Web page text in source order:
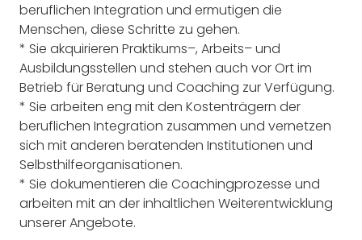
beruflichen Integration und ermutigen die
Menschen, diese Schritte zu gehen.
* Sie akquirieren Praktikums–, Arbeits–und
Ausbildungsstellen und stehen auch vor Ort im
Betrieb für Beratung und Coaching zur Verfügung.
* Sie arbeiten eng mit den Kostenträgern der
beruflichen Integration zusammen und vernetzen
sich mit anderen beratenden Institutionen und
Selbsthilfeorganisationen.
* Sie dokumentieren die Coachingprozesse und
arbeiten mit an der inhaltlichen Weiterentwicklung
unserer Angebote.